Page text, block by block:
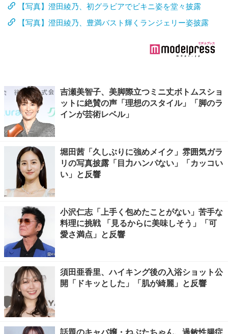
【写真】澄田綾乃、初グラビアでビキニ姿を堂々披露
【写真】澄田綾乃、豊満バスト輝くランジェリー姿披露
吉瀬美智子、美脚際立つミニ丈ボトムスショ
ットに絶賛の声「理想のスタイル」「脚のラ
インが芸術レベル」
堀田茜「久しぶりに強めメイク」雰囲気ガラ
リの写真披露「目力ハンパない」「カッコい
い」と反響
小沢仁志「上手く包めたことがない」苦手な
料理に挑戦 「見るからに美味しそう」「可
愛さ満点」と反響
須田亜香里、ハイキング後の入浴ショット公
開「ドキッとした」「肌が綺麗」と反響